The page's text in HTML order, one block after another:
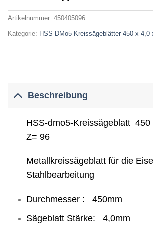
Artikelnummer: 450405096
Kategorie: HSS DMo5 Kreissägeblätter 450 x 4,0
Beschreibung
HSS-dmo5-Kreissägeblatt 450
Z= 96
Metallkreissägeblatt für die
Stahlbearbeitung
Durchmesser : 450mm
Sägeblatt Stärke: 4,0mm